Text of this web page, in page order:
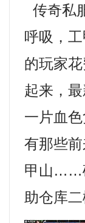
传奇私
呼吸，
的玩家
起来，
一片血
有那些
甲山……
助仓库